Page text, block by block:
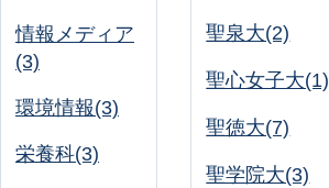
情報メディア
(3)
環境情報(3)
栄養科(3)
聖泉大(2)
聖心女子大(1)
聖徳大(7)
聖学院大(3)